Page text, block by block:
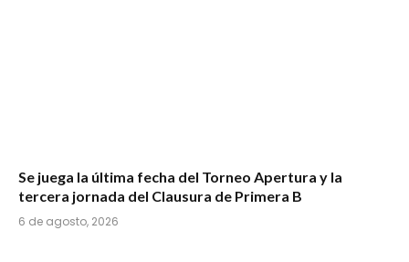
Se juega la última fecha del Torneo Apertura y la
tercera jornada del Clausura de Primera B
6 de agosto, 2026